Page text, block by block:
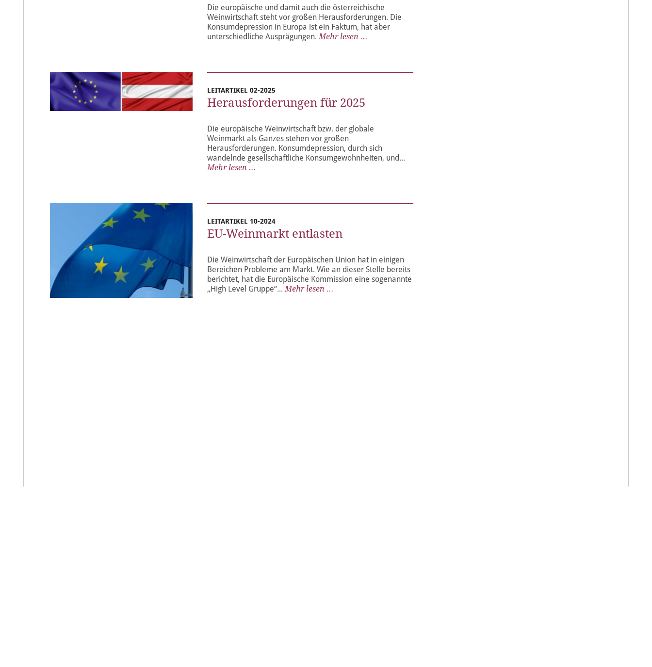
Die europäische und damit auch die österreichische
Weinwirtschaft steht vor großen Herausforderungen. Die
Konsumdepression in Europa ist ein Faktum, hat aber
unterschiedliche Ausprägungen. Mehr lesen ...
LEITARTIKEL 02-2025
Herausforderungen für 2025
Die europäische Weinwirtschaft bzw. der globale
Weinmarkt als Ganzes stehen vor großen
Herausforderungen. Konsumdepression, durch sich
wandelnde gesellschaftliche Konsumgewohnheiten, und...
Mehr lesen ...
LEITARTIKEL 10-2024
EU-Weinmarkt entlasten
Die Weinwirtschaft der Europäischen Union hat in einigen
Bereichen Probleme am Markt. Wie an dieser Stelle bereits
berichtet, hat die Europäische Kommission eine sogenannte
„High Level Gruppe“... Mehr lesen ...